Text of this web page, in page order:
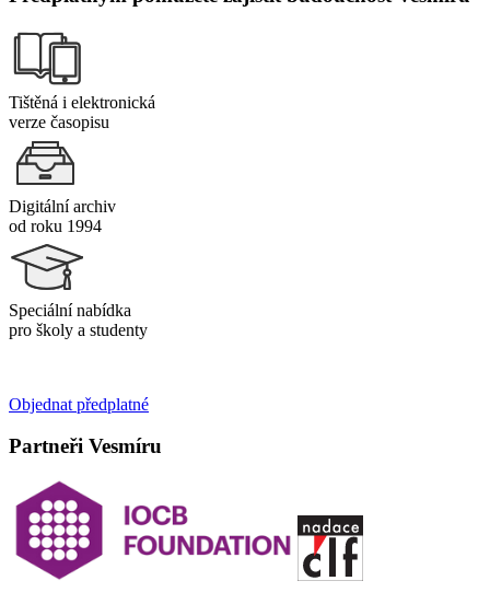
Tištěná i elektronická
verze časopisu
Digitální archiv
od roku 1994
Speciální nabídka
pro školy a studenty
Objednat předplatné
Partneři Vesmíru